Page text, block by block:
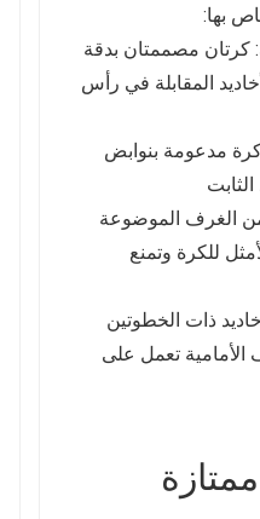
بها:
كرتان مصممتان بدقة
المقابلة في رأس
مدعومة بنوابض
الغرف الموضوعة
للكرة وتمنع
ذات الخطوتين
تعمل على